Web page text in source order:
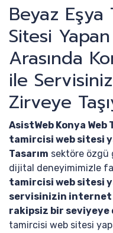
Beyaz
Sitesi
Arasında
ile
Zirveye
AsistWeb Konya Web
tamircisi web sitesi
Tasarım sektöre özgü
dijital deneyimimizle
tamircisi web sitesi
servisinizin
rakipsiz bir seviyeye
tamircisi web sitesi